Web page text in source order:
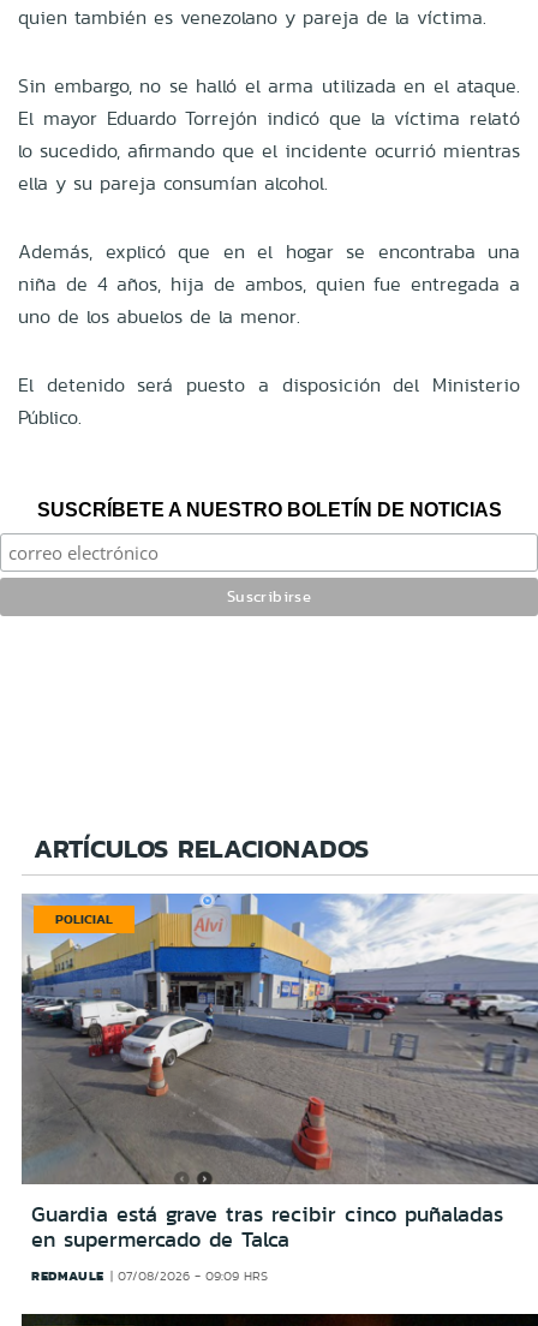
quien también es venezolano y pareja de la víctima.
Sin embargo, no se halló el arma utilizada en el ataque.
El mayor Eduardo Torrejón indicó que la víctima relató
lo sucedido, afirmando que el incidente ocurrió mientras
ella y su pareja consumían alcohol.
Además, explicó que en el hogar se encontraba una
niña de 4 años, hija de ambos, quien fue entregada a
uno de los abuelos de la menor.
El detenido será puesto a disposición del Ministerio
Público.
SUSCRÍBETE A NUESTRO BOLETÍN DE NOTICIAS
ARTÍCULOS RELACIONADOS
POLICIAL
Guardia está grave tras recibir cinco puñaladas
en supermercado de Talca
REDMAULE 07/08/2026 - 09:09 HRS